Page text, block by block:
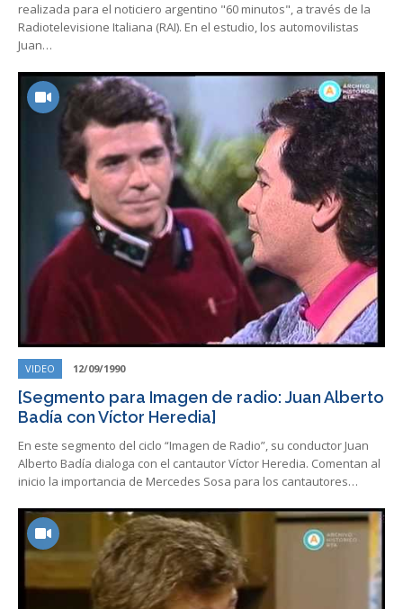
realizada para el noticiero argentino "60 minutos", a través de la
Radiotelevisione Italiana (RAI). En el estudio, los automovilistas
Juan…
VIDEO 12/09/1990
[Segmento para Imagen de radio: Juan Alberto
Badía con Víctor Heredia]
En este segmento del ciclo “Imagen de Radio”, su conductor Juan
Alberto Badía dialoga con el cantautor Víctor Heredia. Comentan al
inicio la importancia de Mercedes Sosa para los cantautores…